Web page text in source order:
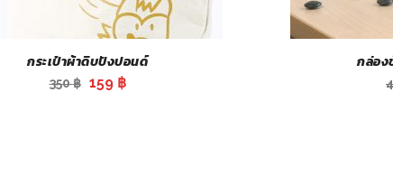
กระเป๋าผ้าดิบปังปอนด์
350฿ Original
159 ฿Current
กล่อง